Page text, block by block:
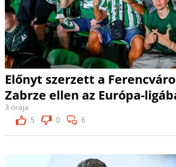
Előnyt szerzett a
Zabrze ellen az Európa-
3 órája
5
0 6